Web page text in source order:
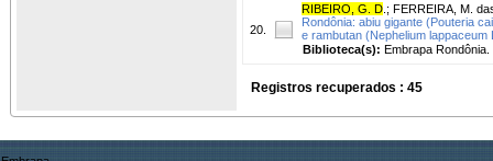
20.
RIBEIRO, G. D ; FERREIRA, M.
Rondônia: abiu gigante (Pouteria
e rambutan (Nephelium lappaceum
Biblioteca(s): Embrapa Rondônia.
Registros recuperados : 45